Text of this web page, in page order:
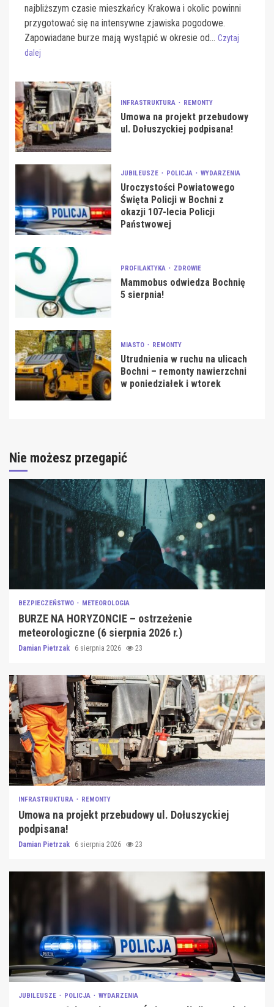
najbliższym czasie mieszkańcy Krakowa i okolic powinni
przygotować się na intensywne zjawiska pogodowe.
Zapowiadane burze mają wystąpić w okresie od... Czytaj
dalej
INFRASTRUKTURA REMONTY
Umowa na projekt przebudowy
ul. Dołuszyckiej podpisana!
JUBILEUSZE POLICJA WYDARZENIA
Uroczystości Powiatowego
Święta Policji w Bochni z
okazji 107-lecia Policji
Państwowej
PROFILAKTYKA ZDROWIE
Mammobus odwiedza Bochnię
5 sierpnia!
MIASTO REMONTY
Utrudnienia w ruchu na ulicach
Bochni – remonty nawierzchni
w poniedziałek i wtorek
Nie możesz przegapić
BEZPIECZEŃSTWO METEOROLOGIA
BURZE NA HORYZONCIE – ostrzeżenie
meteorologiczne (6 sierpnia 2026 r.)
Damian Pietrzak 6 sierpnia 2026 23
INFRASTRUKTURA REMONTY
Umowa na projekt przebudowy ul. Dołuszyckiej
podpisana!
Damian Pietrzak 6 sierpnia 2026 23
JUBILEUSZE POLICJA WYDARZENIA